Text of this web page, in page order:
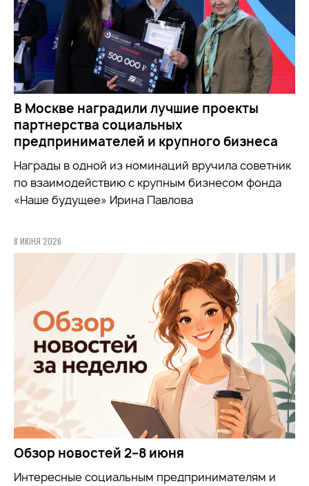
В Москве наградили лучшие проекты
партнерства социальных
предпринимателей и крупного бизнеса
Награды в одной из номинаций вручила советник
по взаимодействию с крупным бизнесом фонда
«Наше будущее» Ирина Павлова
8 ИЮНЯ 2026
Обзор новостей 2–8 июня
Интересные социальным предпринимателям и